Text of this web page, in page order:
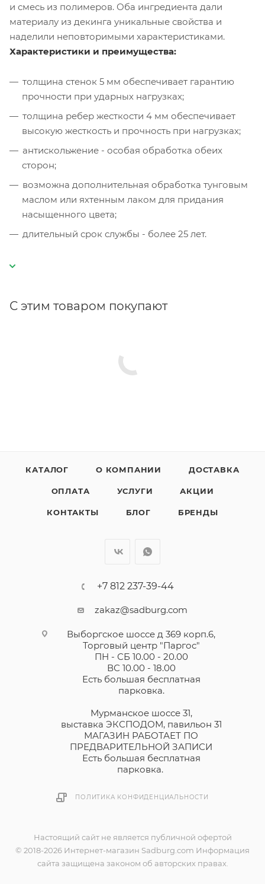
и смесь из полимеров. Оба ингредиента дали
материалу из декинга уникальные свойства и
наделили неповторимыми характеристиками.
Характеристики и преимущества:
толщина стенок 5 мм обеспечивает гарантию
прочности при ударных нагрузках;
толщина ребер жесткости 4 мм обеспечивает
высокую жесткость и прочность при нагрузках;
антискольжение - особая обработка обеих
сторон;
возможна дополнительная обработка тунговым
маслом или яхтенным лаком для придания
насыщенного цвета;
длительный срок службы - более 25 лет.
С этим товаром покупают
КАТАЛОГ О КОМПАНИИ ДОСТАВКА
ОПЛАТА УСЛУГИ АКЦИИ
КОНТАКТЫ БЛОГ БРЕНДЫ
+7 812 237-39-44
zakaz@sadburg.com
Выборгское шоссе д 369 корп.6,
Торговый центр "Паргос"
ПН - СБ 10.00 - 20.00
ВС 10.00 - 18.00
Есть большая бесплатная
парковка.
Мурманское шоссе 31,
выставка ЭКСПОДОМ, павильон 31
МАГАЗИН РАБОТАЕТ ПО
ПРЕДВАРИТЕЛЬНОЙ ЗАПИСИ
Есть большая бесплатная
парковка.
ПОЛИТИКА КОНФИДЕНЦИАЛЬНОСТИ
Настоящий сайт не является публичной офертой
© 2018-2026 Интернет-магазин Sadburg.com Информация
сайта защищена законом об авторских правах.